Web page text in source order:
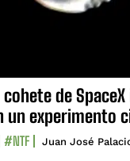
de
un experimento
#NTF Juan José